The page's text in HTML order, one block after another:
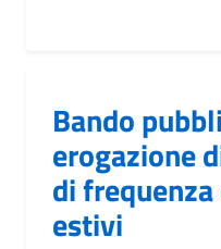
Bando
erogazione
di
estivi